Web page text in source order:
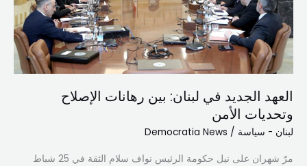
العهد الجديد في لبنان: بين رهانات الإصلاح
وتحديات الأمن
لبنان - سياسة /
Democratia News
مرّ شهران على نيل حكومة الرئيس نواف سلام الثقة في 25 شباط
رهانات
الإصلاح
وتحديات
الأمن